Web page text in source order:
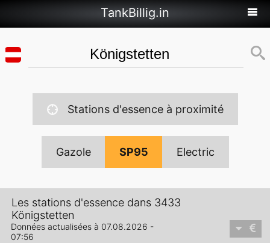
TankBillig.in
Stations d'essence à proximité
Gazole SP95 Electric
Les stations d'essence dans 3433
Königstetten
Données actualisées à 07.08.2026 -
07:56